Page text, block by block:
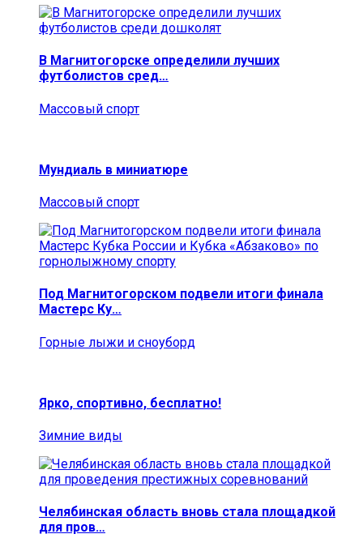
В Магнитогорске определили лучших
футболистов сред…
Массовый спорт
Мундиаль в миниатюре
Массовый спорт
Под Магнитогорском подвели итоги финала
Мастерс Ку…
Горные лыжи и сноуборд
Ярко, спортивно, бесплатно!
Зимние виды
Челябинская область вновь стала площадкой
для пров…